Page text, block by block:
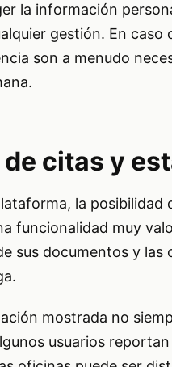
la información
gestión. En
son a menudo
citas y
la posibilidad
funcionalidad muy
sus documentos y
mostrada no
usuarios